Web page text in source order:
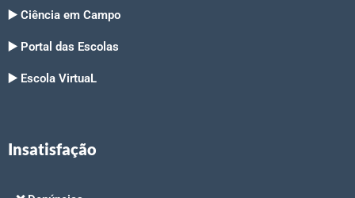
▶️ Ciência em Campo
▶️ Portal das Escolas
▶️ Escola VirtuaL
Insatisfação